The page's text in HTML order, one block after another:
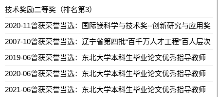
技术奖励二等奖（排名第3）
2020-11曾获荣誉当选：国际镁科学与技术奖--创新研究与应用奖
2007-10曾获荣誉当选：辽宁省第四批“百千万人才工程”百人层次
2019-06曾获荣誉当选：东北大学本科生毕业论文优秀指导教师
2020-06曾获荣誉当选：东北大学本科生毕业论文优秀指导教师
2021-06曾获荣誉当选：东北大学本科生毕业论文优秀指导教师